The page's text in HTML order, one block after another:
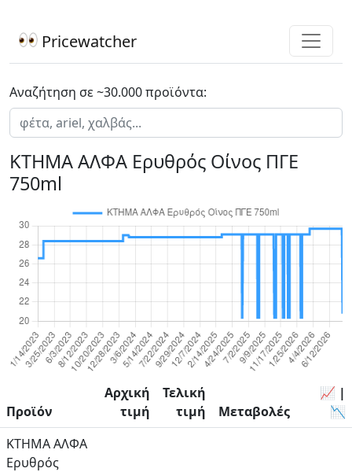
Pricewatcher
Αναζήτηση σε ~30.000 προϊόντα:
ΚΤΗΜΑ ΑΛΦΑ Ερυθρός Οίνος ΠΓΕ
750ml
Προϊόν
Αρχική
τιμή
Τελική
τιμή
Μεταβολές
📈 |
📉
ΚΤΗΜΑ ΑΛΦΑ
Ερυθρός